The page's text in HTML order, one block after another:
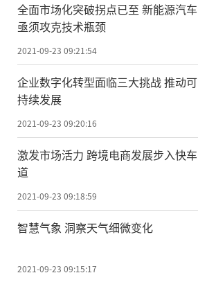
全面市场化突破拐点已至 新能源汽车
亟须攻克技术瓶颈
2021-09-23 09:21:54
企业数字化转型面临三大挑战 推动可
持续发展
2021-09-23 09:20:16
激发市场活力 跨境电商发展步入快车
道
2021-09-23 09:18:59
智慧气象 洞察天气细微变化
2021-09-23 09:15:17